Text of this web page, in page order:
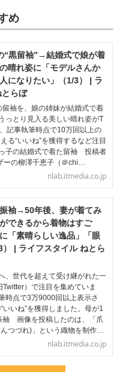
め
“黒留袖”→結婚式で娘が着
れ姿に「モデルさんか
になりたい」（1/3） | ラ
とらぼ
袖を、娘の姉妹が結婚式で着
とり見入る美しい晴れ姿がT
記事執筆時点で10万回以上の
る“いいね”を獲得するなど注目
子の結婚式で着た留袖 投稿者
ーの柳澤千恵子（＠chi…
nlab.itmedia.co.jp
袖→50年後、妻が着てみ
できるから着物はすご
「素晴らしい逸品」「眼
| ライフスタイル ねとら
、世代を超えて受け継がれた一
）で注目を集めていま
時点で3万9000回以上表示さ
いいね”を獲得しました。母が1
袖 画像を投稿したのは、「爪
つづれ)」という織物を制作…
nlab.itmedia.co.jp